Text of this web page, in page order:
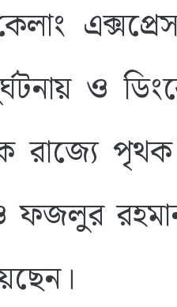
ও
রাজ্যে
রহমান